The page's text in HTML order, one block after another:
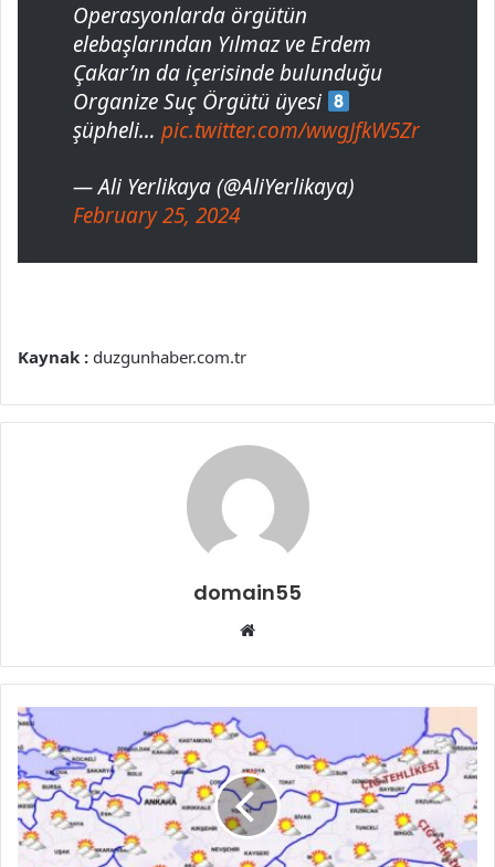
Operasyonlarda örgütün
elebaşlarından Yılmaz ve Erdem
Çakar’ın da içerisinde bulunduğu
Organize Suç Örgütü üyesi
şüpheli… pic.twitter.com/wwgJfkW5Zr
— Ali Yerlikaya (@AliYerlikaya)
February 25, 2024
Kaynak : duzgunhaber.com.tr
domain55
Web